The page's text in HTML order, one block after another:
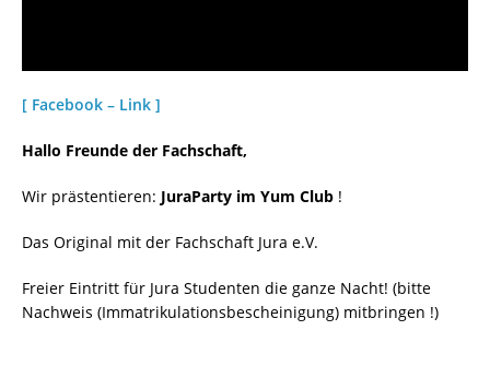
[ Facebook – Link ]
Hallo Freunde der Fachschaft,
Wir prästentieren: JuraParty im Yum Club !
Das Original mit der Fachschaft Jura e.V.
Freier Eintritt für Jura Studenten die ganze Nacht! (bitte
Nachweis (Immatrikulationsbescheinigung) mitbringen !)